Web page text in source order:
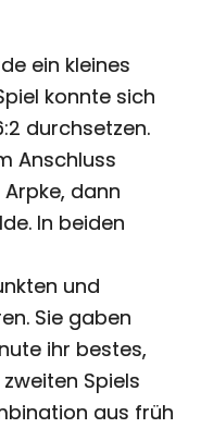
ein kleines
konnte sich
durchsetzen.
Anschluss
dann
In beiden
und
Sie gaben
ihr bestes,
Spiels
aus früh